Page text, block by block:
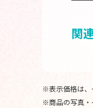
関
※表示価格は、
※商品の写真・